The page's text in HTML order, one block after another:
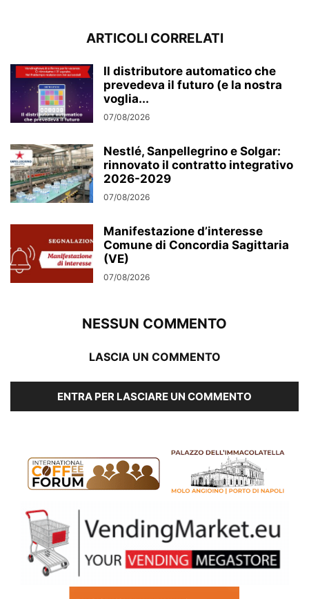
ARTICOLI CORRELATI
Il distributore automatico che
prevedeva il futuro (e la nostra
voglia...
07/08/2026
Nestlé, Sanpellegrino e Solgar:
rinnovato il contratto integrativo
2026-2029
07/08/2026
Manifestazione d’interesse
Comune di Concordia Sagittaria
(VE)
07/08/2026
NESSUN COMMENTO
LASCIA UN COMMENTO
ENTRA PER LASCIARE UN COMMENTO